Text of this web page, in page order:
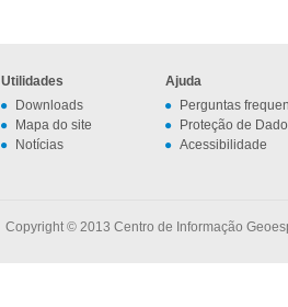
Utilidades
Downloads
Mapa do site
Notícias
Ajuda
Perguntas
Proteção de
Acessibilidade
Copyright © 2013 Centro de Informação